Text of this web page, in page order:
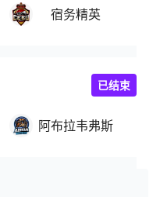
宿务精英
阿布拉韦弗斯
已结束